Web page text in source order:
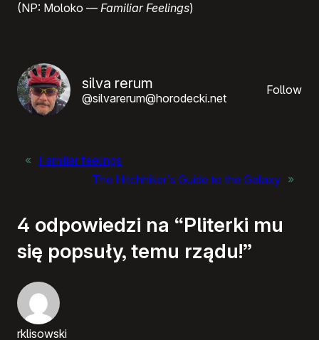
(NP: Moloko — Familiar Feelings)
silva rerum
@silvarerum@horodecki.net
Follow
« Familiar feelings
The Hitchhiker’s Guide to the Galaxy »
4 odpowiedzi na “Pliterki mu
się popsuły, temu rządu!”
rklisowski